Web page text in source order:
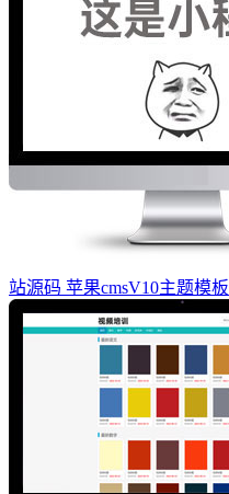
站源码 苹果cmsV10主题模板